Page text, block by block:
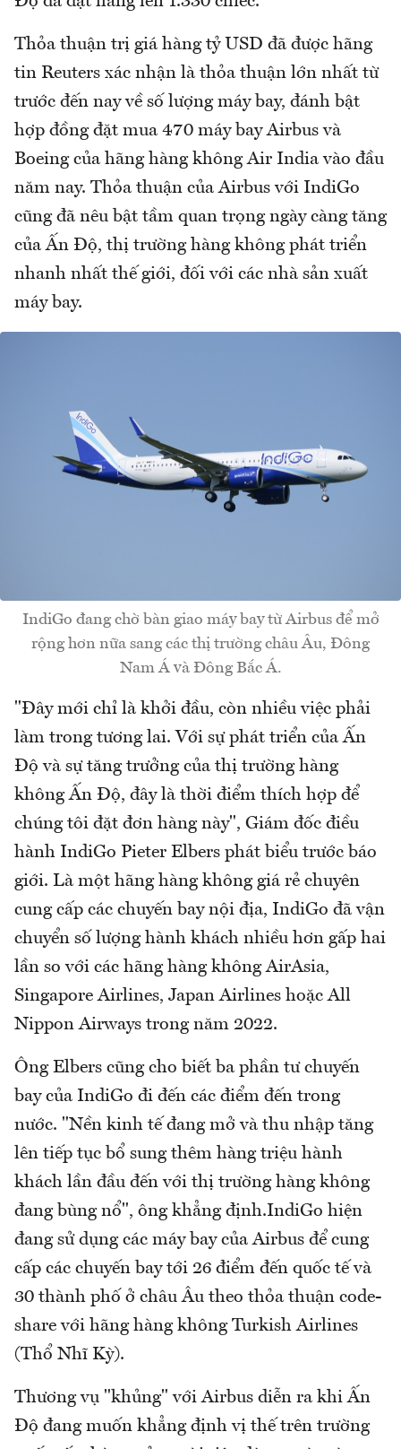
Thỏa thuận trị giá hàng tỷ USD đã được hãng
tin Reuters xác nhận là thỏa thuận lớn nhất từ ​​​​
trước đến nay về số lượng máy bay, đánh bật
hợp đồng đặt mua 470 máy bay Airbus và
Boeing của hãng hàng không Air India vào đầu
năm nay. Thỏa thuận của Airbus với IndiGo
cũng đã nêu bật tầm quan trọng ngày càng tăng
của Ấn Độ, thị trường hàng không phát triển
nhanh nhất thế giới, đối với các nhà sản xuất
máy bay.
IndiGo đang chờ bàn giao máy bay từ Airbus để mở
rộng hơn nữa sang các thị trường châu Âu, Đông
Nam Á và Đông Bắc Á.
"Đây mới chỉ là khởi đầu, còn nhiều việc phải
làm trong tương lai. Với sự phát triển của Ấn
Độ và sự tăng trưởng của thị trường hàng
không Ấn Độ, đây là thời điểm thích hợp để
chúng tôi đặt đơn hàng này", Giám đốc điều
hành IndiGo Pieter Elbers phát biểu trước báo
giới. Là một hãng hàng không giá rẻ chuyên
cung cấp các chuyến bay nội địa, IndiGo đã vận
chuyển số lượng hành khách nhiều hơn gấp hai
lần so với các hãng hàng không AirAsia,
Singapore Airlines, Japan Airlines hoặc All
Nippon Airways trong năm 2022.
Ông Elbers cũng cho biết ba phần tư chuyến
bay của IndiGo đi đến các điểm đến trong
nước. "Nền kinh tế đang mở và thu nhập tăng
lên tiếp tục bổ sung thêm hàng triệu hành
khách lần đầu đến với thị trường hàng không
đang bùng nổ", ông khẳng định.IndiGo hiện
đang sử dụng các máy bay của Airbus để cung
cấp các chuyến bay tới 26 điểm đến quốc tế và
30 thành phố ở châu Âu theo thỏa thuận code-
share với hãng hàng không Turkish Airlines
(Thổ Nhĩ Kỳ).
Thương vụ "khủng" với Airbus diễn ra khi Ấn
Độ đang muốn khẳng định vị thế trên trường